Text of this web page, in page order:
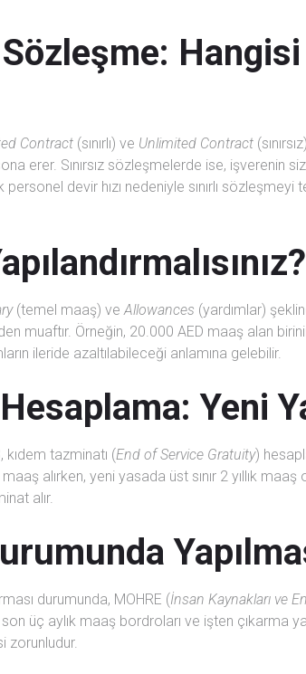
Sözleşme:
Contract (sınırlı) ve Unlimited Contract
erer. Sınırsız sözleşmelerde ise, işverenin
devir hızı nedeniyle sınırlı
(temel maaş) veAllowances (yardımlar)
muaftır. Örneğin, 20.000 AED maaş alan
ileride azaltılabileceği anlamına gelebilir.
Yeni
tazminatı (End of Service Gratuity)
alırken, yeni yasada üst sınır 2 yıllık
alır.
durumunda, MOHRE (İnsan Kaynakları ve
üç aylık maaş bordroları ve işten çıkarma
zorunludur.